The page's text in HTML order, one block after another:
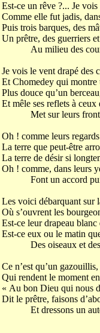
Est-ce un rêve ?... Je
Comme elle fut jadis,
Puis trois barques, des
Un prêtre, des guerriers
Au milieu des
Je vois le vent drapé des
Et Chomedey qui montre
Plus douce qu’un
Et mêle ses reflets à ceux
Met sur leurs fronts
Oh ! comme leurs
La terre que peut-être
La terre de désir si
Oh ! comme, dans leurs
Font un accord
Les voici débarquant sur
Où s’ouvrent les
Est-ce leur drapeau
Est-ce eux ou le matin
Des oiseaux et des
Ce n’est qu’un
Qui rendent le moment
« Au bon Dieu qui nous
Dit le prêtre, faisons
Et dressons un